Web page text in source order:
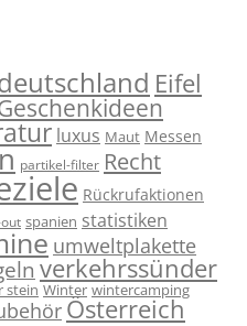
Eifel
luxus Maut Messen
partikel-filter Recht
Rückrufaktionen
spanien statistiken
umweltplakette
verkehrssünder
stein Winter wintercamping
Österreich